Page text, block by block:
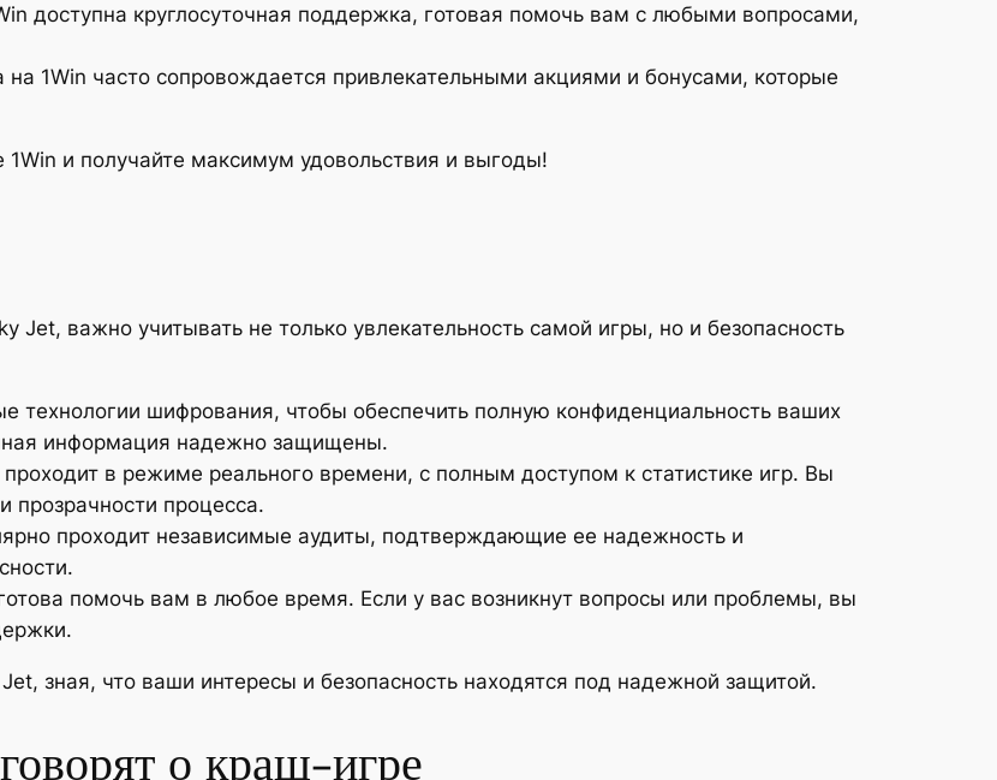
доступна круглосуточная поддержка, готовая помочь вам с любыми вопросами,
1Win часто сопровождается привлекательными акциями и бонусами, которые
и получайте максимум удовольствия и выгоды!
важно учитывать не только увлекательность самой игры, но и безопасность
технологии шифрования, чтобы обеспечить полную конфиденциальность ваших
информация надежно защищены.
в режиме реального времени, с полным доступом к статистике игр. Вы
прозрачности процесса.
проходит независимые аудиты, подтверждающие ее надежность и
помочь вам в любое время. Если у вас возникнут вопросы или проблемы, вы
зная, что ваши интересы и безопасность находятся под надежной защитой.
о краш-игре